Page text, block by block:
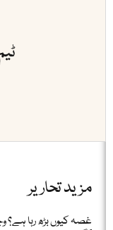
مزید تحاریر
غصہ کیوں بڑھ رہا ہے؟